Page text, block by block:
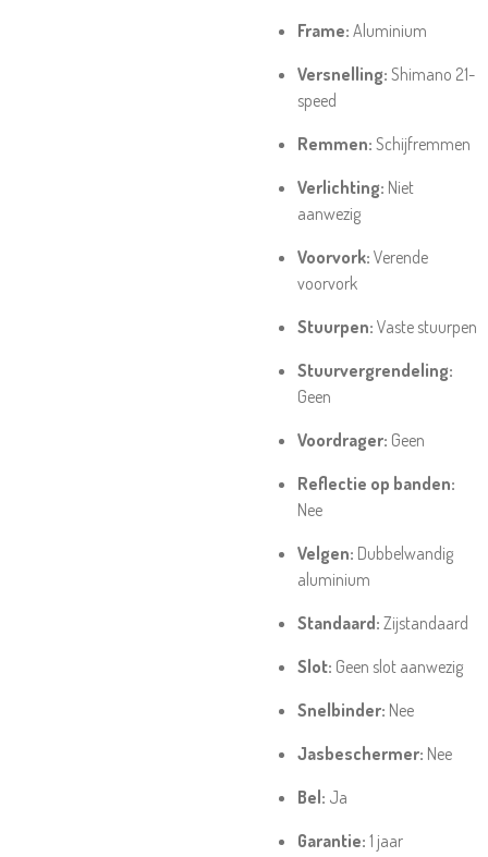
Frame: Aluminium
Versnelling: Shimano 21-
speed
Remmen: Schijfremmen
Verlichting: Niet
aanwezig
Voorvork: Verende
voorvork
Stuurpen: Vaste stuurpen
Stuurvergrendeling:
Geen
Voordrager: Geen
Reflectie op banden:
Nee
Velgen: Dubbelwandig
aluminium
Standaard: Zijstandaard
Slot: Geen slot aanwezig
Snelbinder: Nee
Jasbeschermer: Nee
Bel: Ja
Garantie: 1 jaar